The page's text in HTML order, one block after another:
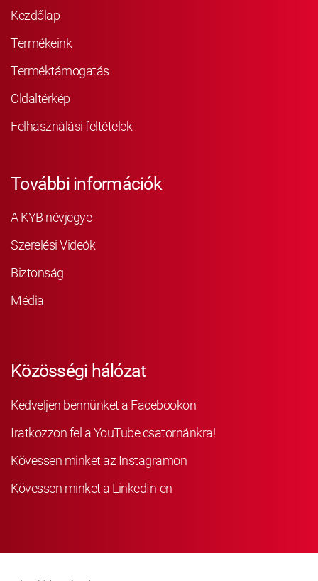
Kezdőlap
Termékeink
Terméktámogatás
Oldaltérkép
Felhasználási feltételek
További információk
A KYB névjegye
Szerelési Videók
Biztonság
Média
Közösségi hálózat
Kedveljen bennünket a Facebookon
Iratkozzon fel a YouTube csatornánkra!
Kövessen minket az Instagramon
Kövessen minket a LinkedIn-en